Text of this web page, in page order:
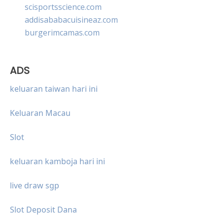
scisportsscience.com
addisababacuisineaz.com
burgerimcamas.com
ADS
keluaran taiwan hari ini
Keluaran Macau
Slot
keluaran kamboja hari ini
live draw sgp
Slot Deposit Dana